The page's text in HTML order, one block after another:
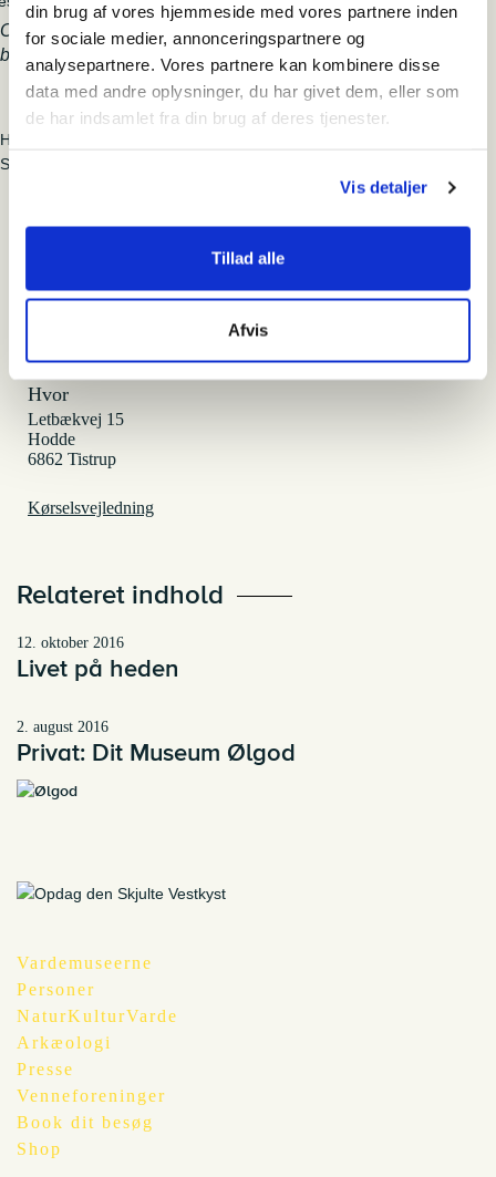
din brug af vores hjemmeside med vores partnere inden
for sociale medier, annonceringspartnere og
analysepartnere. Vores partnere kan kombinere disse
data med andre oplysninger, du har givet dem, eller som
de har indsamlet fra din brug af deres tjenester.
Vis detaljer
Tillad alle
Afvis
Om vinteren fyrede man med tørv i den brændeovn, der står
bagerst i skolestuen.
Hodde Gamle Skole repræsenterer denne specielle skoleordning.
Skolen fremstår autentisk med originale pulte og kateter.
Hodde Gamle Skole
Hvor
Letbækvej 15
Hodde
6862 Tistrup
Kørselsvejledning
Relateret indhold
12. oktober 2016
Livet på heden
2. august 2016
Privat: Dit Museum Ølgod
Vardemuseerne
Personer
NaturKulturVarde
Arkæologi
Presse
Venneforeninger
Book dit besøg
Shop